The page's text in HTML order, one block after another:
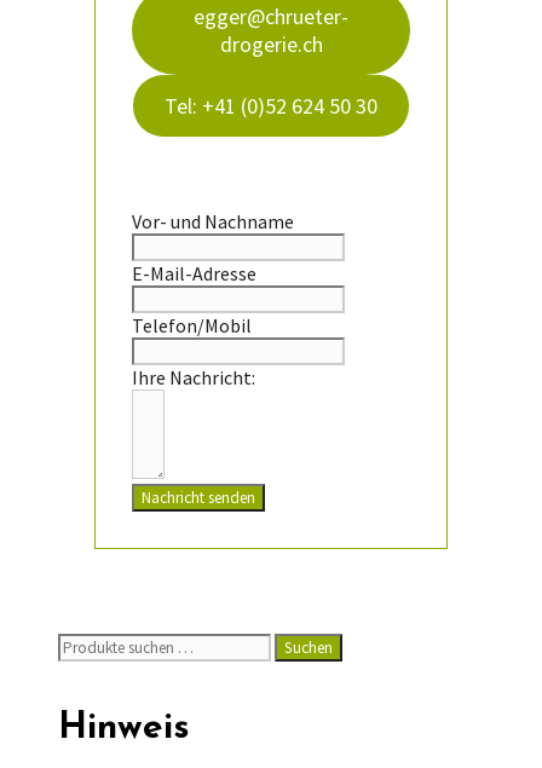
egger@chrueter-
drogerie.ch
Tel: +41 (0)52 624 50 30
Vor- und Nachname
E-Mail-Adresse
Telefon/Mobil
Ihre Nachricht:
Nachricht senden
Suchen
nach:
Suchen
Hinweis